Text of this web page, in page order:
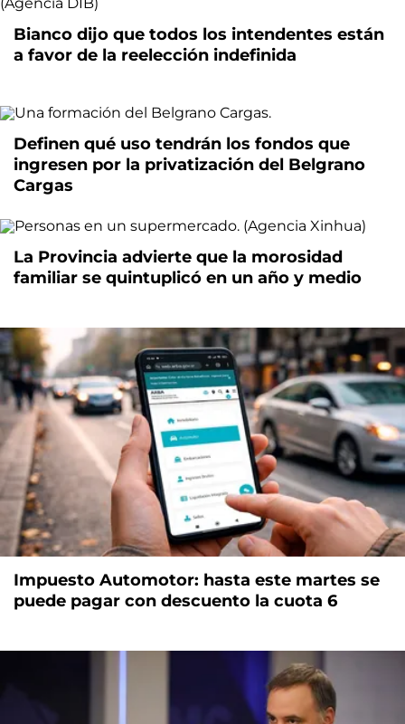
Bianco dijo que todos los intendentes están
a favor de la reelección indefinida
Definen qué uso tendrán los fondos que
ingresen por la privatización del Belgrano
Cargas
La Provincia advierte que la morosidad
familiar se quintuplicó en un año y medio
Impuesto Automotor: hasta este martes se
puede pagar con descuento la cuota 6